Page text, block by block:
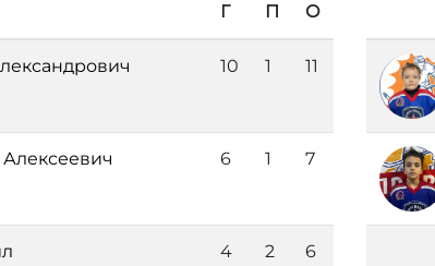
Г П О
10 1 11
6 1 7
4 2 6